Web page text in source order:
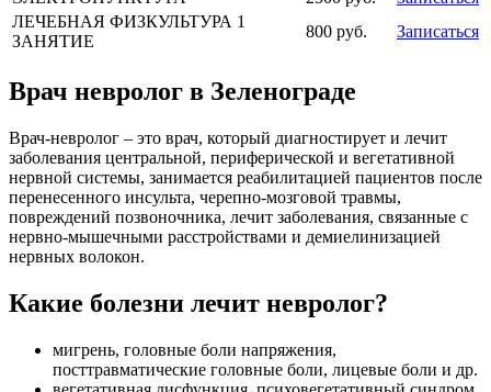
ЛЕЧЕБНАЯ ФИЗКУЛЬТУРА 1
ЗАНЯТИЕ
800 руб. Записаться
Врач невролог в Зеленограде
Врач-невролог – это врач, который диагностирует и лечит
заболевания центральной, периферической и вегетативной
нервной системы, занимается реабилитацией пациентов после
перенесенного инсульта, черепно-мозговой травмы,
повреждений позвоночника, лечит заболевания, связанные с
нервно-мышечными расстройствами и демиелинизацией
нервных волокон.
Какие болезни лечит невролог?
мигрень, головные боли напряжения,
посттравматические головные боли, лицевые боли и др.